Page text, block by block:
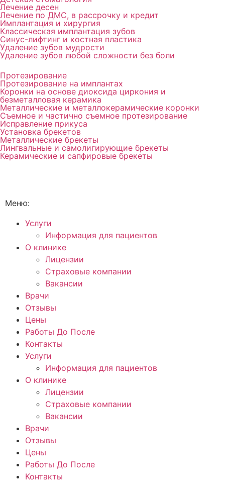
Лечение десен
Лечение по ДМС, в рассрочку и кредит
Имплантация и хирургия
Классическая имплантация зубов
Синус-лифтинг и костная пластика
Удаление зубов мудрости
Удаление зубов любой сложности без боли
Протезирование
Протезирование на имплантах
Коронки на основе диоксида циркония и
безметалловая керамика
Металлические и металлокерамические коронки
Съемное и частично съемное протезирование
Исправление прикуса
Установка брекетов
Металлические брекеты
Лингвальные и самолигирующие брекеты
Керамические и сапфировые брекеты
Меню:
Услуги
Информация для пациентов
О клинике
Лицензии
Страховые компании
Вакансии
Врачи
Отзывы
Цены
Работы До После
Контакты
Услуги
Информация для пациентов
О клинике
Лицензии
Страховые компании
Вакансии
Врачи
Отзывы
Цены
Работы До После
Контакты